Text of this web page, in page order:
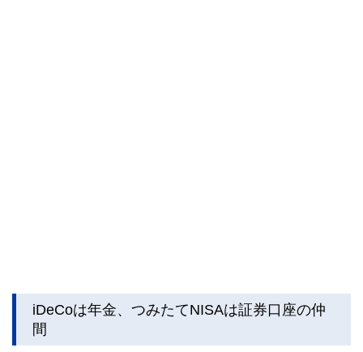
iDeCoは年金、つみたてNISAは証券口座の仲
間